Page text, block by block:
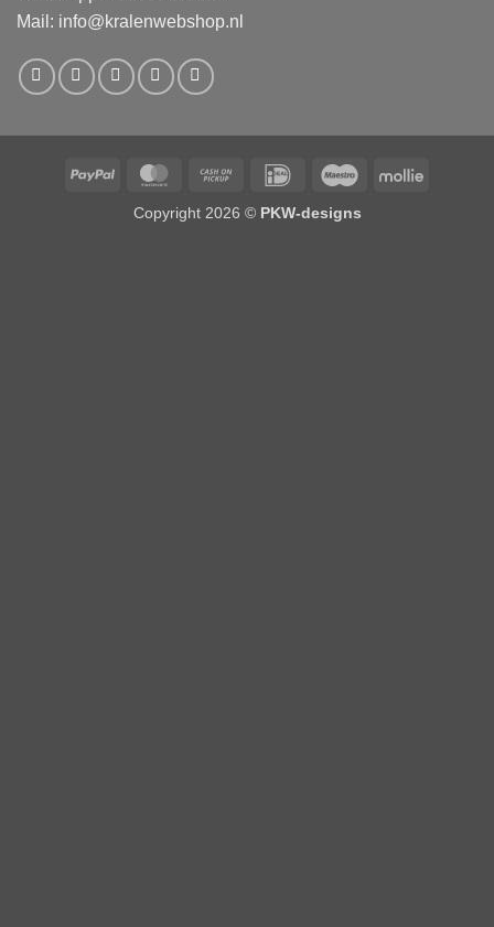
Mail: info@kralenwebshop.nl
PayPal MasterCardCash
Pickup
IDeal Maestro Mollie
Copyright 2026 © PKW-designs